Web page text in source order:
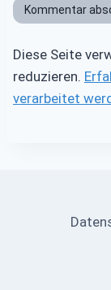
Diese Seite
reduzieren.
verarbeitet